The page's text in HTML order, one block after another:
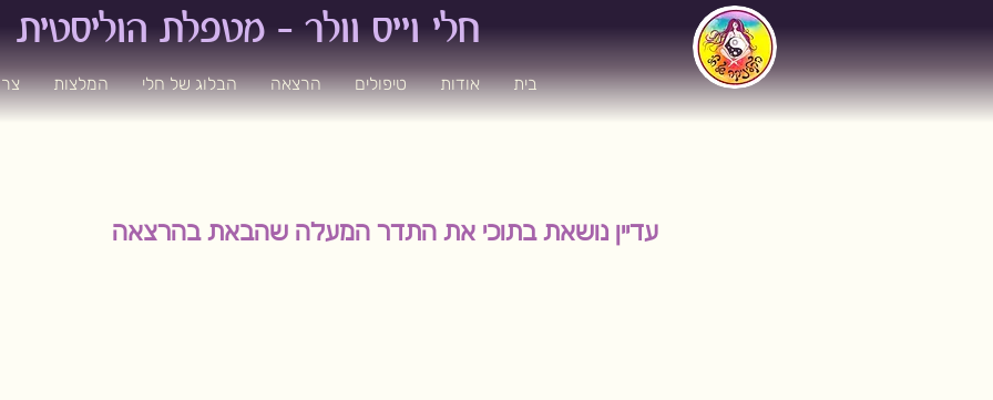
חלי וייס וולר - מטפלת הוליסטית
בית אודות טיפולים הרצאה הבלוג של חלי המלצות
עדיין נושאת בתוכי את התדר המעלה שהבאת בהרצאה